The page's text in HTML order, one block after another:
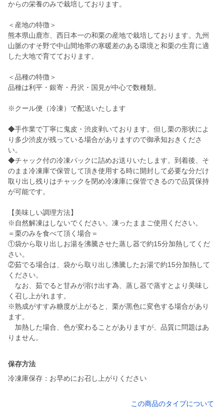
からの栄養のみで栽培しております。
＜産地の特徴＞
熊本県山鹿市、西日本一の和栗の産地で栽培しております。九州
山脈のすそ野で中山間地帯の寒暖差のある環境と和栗の生育に適
した大地で育てております。
＜品種の特徴＞
品種は利平・銀寄・丹沢・国見が中心で数種類。
※クール便（冷凍）で配送いたします
◆手作業で丁寧に鬼皮・渋皮剥いております。但し栗の形状によ
り多少渋皮が残っている場合がありますので御承知おきくださ
い。
◆チャック付の冷凍パックに詰めお送りいたします。到着後、そ
のまま冷凍庫で保管して頂き使用する時に開封して必要な分だけ
取り出し残りはチャックを閉め冷凍庫に保管できるので品質保持
が可能です。
【美味しい調理方法】
※自然解凍はしないでください。凍ったままご使用ください。
＝栗のみを食べて頂く場合＝
①袋から取り出しお湯を沸騰させた蒸し器で約15分加熱してくだ
さい。
②茹でる場合は、袋から取り出し沸騰したお湯で約15分加熱して
ください。
なお、茹でると甘みが溶け出す為、蒸し器で蒸すとより美味し
く召し上がれます。
※熟成がすすみ糖度が上がると、栗が黒色に変色する場合があり
ます。
加熱した場合、色が変わることがありますが、品質に問題はあ
りません。
保存方法
冷凍庫保存：お早めにお召し上がりください
この商品のタイプについて